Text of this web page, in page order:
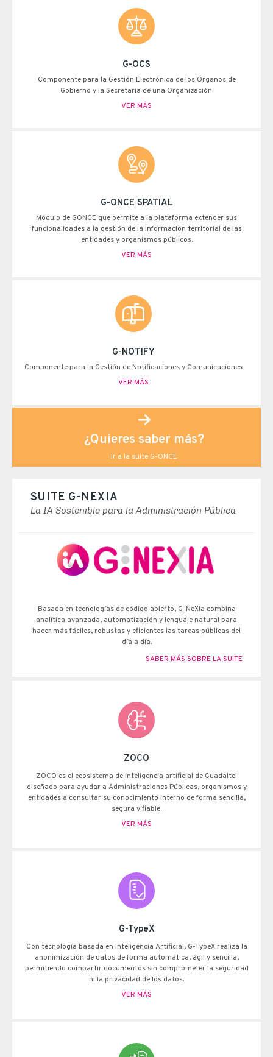
G-OCS
Componente para la Gestión Electrónica de los Órganos de
Gobierno y la Secretaría de una Organización.
VER MÁS
G-ONCE SPATIAL
Módulo de G·ONCE que permite a la plataforma extender sus
funcionalidades a la gestión de la información territorial de las
entidades y organismos públicos.
VER MÁS
G-NOTIFY
Componente para la Gestión de Notificaciones y Comunicaciones
VER MÁS
¿Quieres saber más?
Ir a la suite G-ONCE
SUITE G-NEXIA
La IA Sostenible para la Administración Pública
Basada en tecnologías de código abierto, G-NeXia combina
analítica avanzada, automatización y lenguaje natural para
hacer más fáciles, robustas y eficientes las tareas públicas del
día a día.
SABER MÁS SOBRE LA SUITE
ZOCO
ZOCO es el ecosistema de inteligencia artificial de Guadaltel
diseñado para ayudar a Administraciones Públicas, organismos y
entidades a consultar su conocimiento interno de forma sencilla,
segura y fiable.
VER MÁS
G-TypeX
Con tecnología basada en Inteligencia Artificial, G-TypeX realiza la
anonimización de datos de forma automática, ágil y sencilla,
permitiendo compartir documentos sin comprometer la seguridad
ni la privacidad de los datos.
VER MÁS